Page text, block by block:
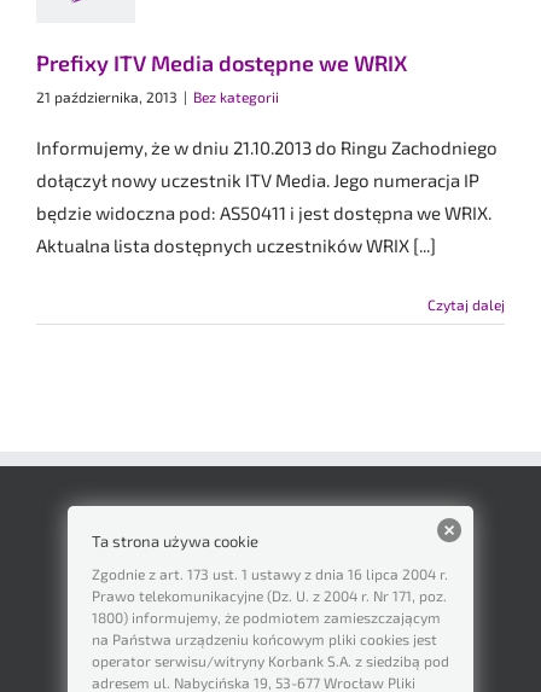
Prefixy ITV Media dostępne we WRIX
21 października, 2013 | Bez kategorii
Informujemy, że w dniu 21.10.2013 do Ringu Zachodniego
dołączył nowy uczestnik ITV Media. Jego numeracja IP
będzie widoczna pod: AS50411 i jest dostępna we WRIX.
Aktualna lista dostępnych uczestników WRIX [...]
Czytaj dalej
Ta strona używa cookie
Zgodnie z art. 173 ust. 1 ustawy z dnia 16 lipca 2004 r.
Prawo telekomunikacyjne (Dz. U. z 2004 r. Nr 171, poz.
1800) informujemy, że podmiotem zamieszczającym
na Państwa urządzeniu końcowym pliki cookies jest
operator serwisu/witryny Korbank S.A. z siedzibą pod
adresem ul. Nabycińska 19, 53-677 Wrocław Pliki